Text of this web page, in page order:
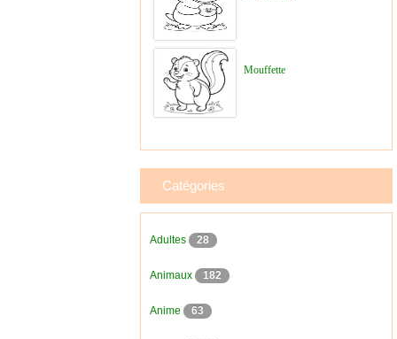
Mouffette
Catégories
Adultes 28
Animaux 182
Anime 63